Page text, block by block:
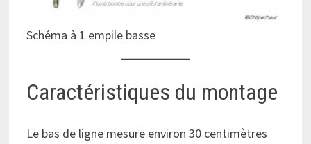
Schéma à 1 empile basse
Caractéristiques du montage
Le bas de ligne mesure environ 30 centimètres